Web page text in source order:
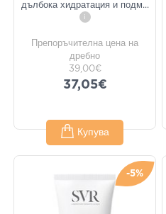
дълбока хидратация и подм...
i
Препоръчителна цена на
дребно
39,00€
37,05€
Купува
-5%